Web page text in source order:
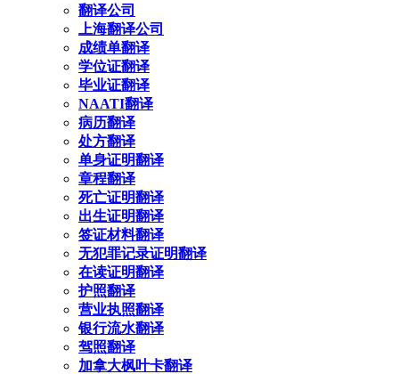
翻译公司
上海翻译公司
成绩单翻译
学位证翻译
毕业证翻译
NAATI翻译
病历翻译
处方翻译
单身证明翻译
章程翻译
死亡证明翻译
出生证明翻译
签证材料翻译
无犯罪记录证明翻译
在读证明翻译
护照翻译
营业执照翻译
银行流水翻译
驾照翻译
加拿大枫叶卡翻译